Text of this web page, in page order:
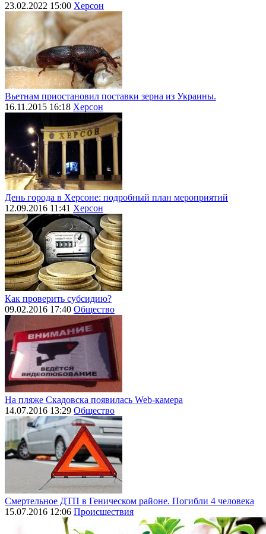
23.02.2022 15:00 Херсон
Вьетнам приостановил поставки зерна из Украины.
16.11.2015 16:18 Херсон
День города в Херсоне: подробный план мероприятий
12.09.2016 11:41 Херсон
Как проверить субсидию?
09.02.2016 17:40 Общество
На пляже Скадовска появилась Web-камера
14.07.2016 13:29 Общество
Смертельное ДТП в Геническом районе. Погибли 4 человека
15.07.2016 12:06 Происшествия